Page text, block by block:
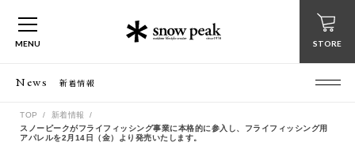
MENU STORE
News 新着情報
TOP
新着情報
スノーピークがフライフィッシング事業に本格的に参入し、フライフィッシング用
アパレルを2月14日（金）より発売いたします。